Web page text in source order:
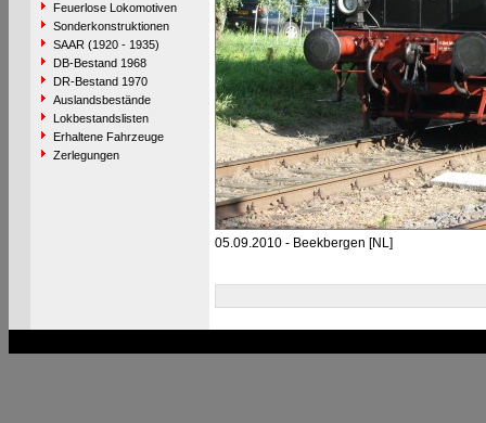
Feuerlose Lokomotiven
Sonderkonstruktionen
SAAR (1920 - 1935)
DB-Bestand 1968
DR-Bestand 1970
Auslandsbestände
Lokbestandslisten
Erhaltene Fahrzeuge
Zerlegungen
05.09.2010 - Beekbergen [NL]